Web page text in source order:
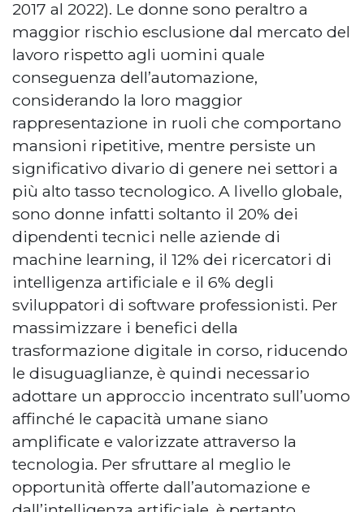
2017 al 2022). Le donne sono peraltro a
maggior rischio esclusione dal mercato del
lavoro rispetto agli uomini quale
conseguenza dell’automazione,
considerando la loro maggior
rappresentazione in ruoli che comportano
mansioni ripetitive, mentre persiste un
significativo divario di genere nei settori a
più alto tasso tecnologico. A livello globale,
sono donne infatti soltanto il 20% dei
dipendenti tecnici nelle aziende di
machine learning, il 12% dei ricercatori di
intelligenza artificiale e il 6% degli
sviluppatori di software professionisti. Per
massimizzare i benefici della
trasformazione digitale in corso, riducendo
le disuguaglianze, è quindi necessario
adottare un approccio incentrato sull’uomo
affinché le capacità umane siano
amplificate e valorizzate attraverso la
tecnologia. Per sfruttare al meglio le
opportunità offerte dall’automazione e